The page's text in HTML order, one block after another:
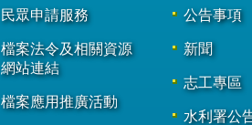
民眾申請服務
檔案法令及相關資源
網站連結
檔案應用推廣活動
公告事項
新聞
志工專區
水利署公